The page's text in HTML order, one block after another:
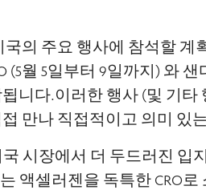
국의 주요 행사에 참석할
(5월 5일부터 9일까지) 와 샌
니다.이러한 행사 (및 기
접 만나 직접적이고 의미 있
국 시장에서 더 두드러진 입
액셀러젠을 독특한 CRO로